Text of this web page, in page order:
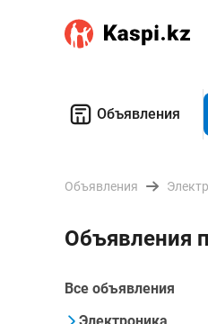
Объявления
Объявления
Объявления
Все объявления